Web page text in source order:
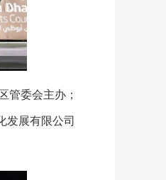
委会主办；
发展有限公司